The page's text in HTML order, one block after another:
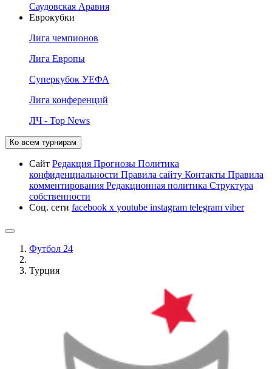
Саудовская Аравия
Еврокубки
Лига чемпионов
Лига Европы
Суперкубок УЕФА
Лига конференций
ЛЧ - Top News
Ко всем турнирам
Сайт Редакция Прогнозы Политика
конфиденциальности Правила сайту Контакты Правила
комментирования Редакционная политика Структура
собственности
Соц. сети facebook x youtube instagram telegram viber
Футбол 24
Турция